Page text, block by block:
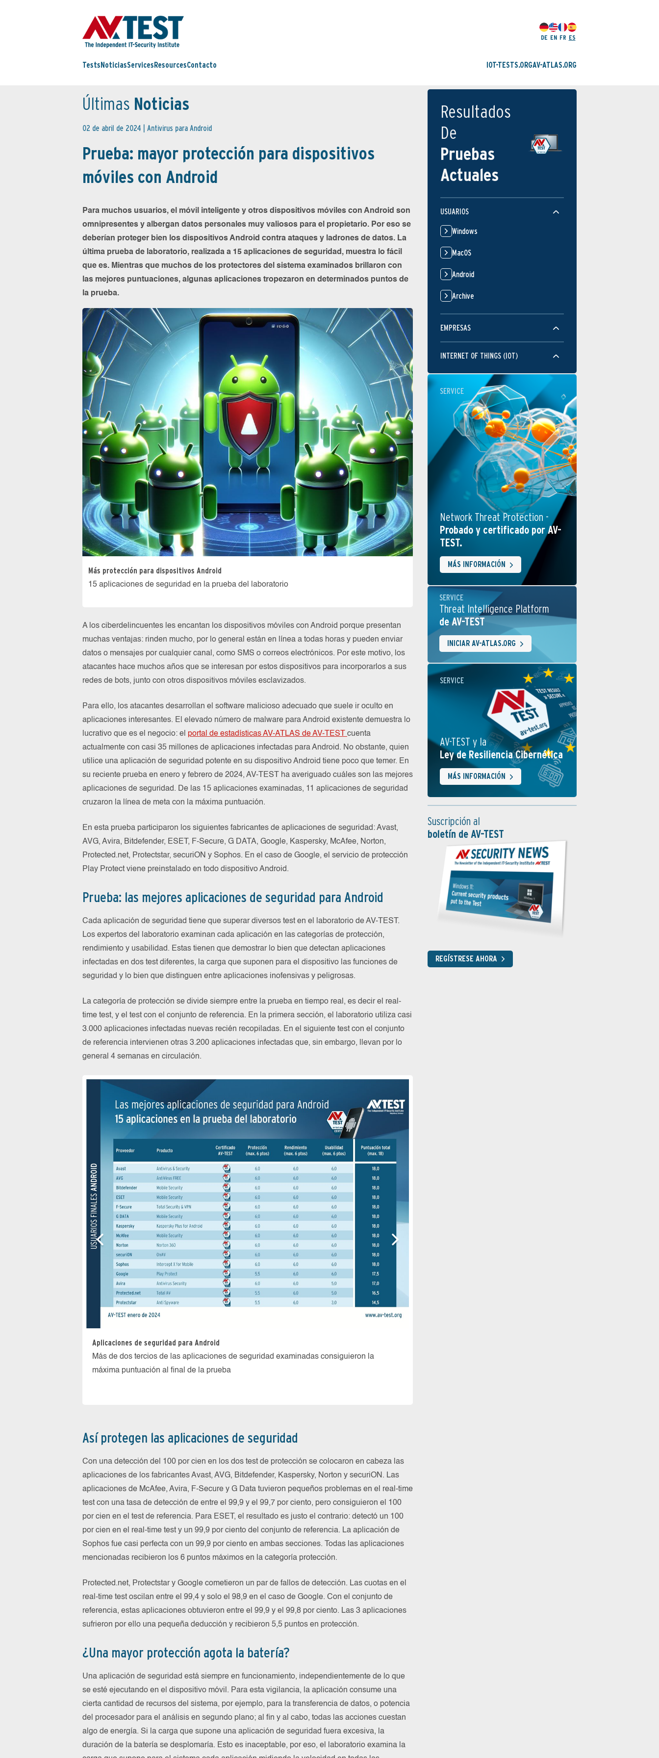
DE EN FR ES
Tests NoticiasServices ResourcesContacto IOT-TESTS.ORGAV-ATLAS.ORG
Últimas Noticias
02 de abril de 2024 | Antivirus para Android
Prueba: mayor protección para dispositivos
móviles con Android
Para muchos usuarios, el móvil inteligente y otros dispositivos móviles con Android son
omnipresentes y albergan datos personales muy valiosos para el propietario. Por eso se
deberían proteger bien los dispositivos Android contra ataques y ladrones de datos. La
última prueba de laboratorio, realizada a 15 aplicaciones de seguridad, muestra lo fácil
que es. Mientras que muchos de los protectores del sistema examinados brillaron con
las mejores puntuaciones, algunas aplicaciones tropezaron en determinados puntos de
la prueba.
Más protección para dispositivos Android
15 aplicaciones de seguridad en la prueba del laboratorio
A los ciberdelincuentes les encantan los dispositivos móviles con Android porque presentan
muchas ventajas: rinden mucho, por lo general están en línea a todas horas y pueden enviar
datos o mensajes por cualquier canal, como SMS o correos electrónicos. Por este motivo, los
atacantes hace muchos años que se interesan por estos dispositivos para incorporarlos a sus
redes de bots, junto con otros dispositivos móviles esclavizados.
Para ello, los atacantes desarrollan el software malicioso adecuado que suele ir oculto en
aplicaciones interesantes. El elevado número de malware para Android existente demuestra lo
lucrativo que es el negocio: el portal de estadísticas AV-ATLAS de AV-TEST cuenta
actualmente con casi 35 millones de aplicaciones infectadas para Android. No obstante, quien
utilice una aplicación de seguridad potente en su dispositivo Android tiene poco que temer. En
su reciente prueba en enero y febrero de 2024, AV-TEST ha averiguado cuáles son las mejores
aplicaciones de seguridad. De las 15 aplicaciones examinadas, 11 aplicaciones de seguridad
cruzaron la línea de meta con la máxima puntuación.
En esta prueba participaron los siguientes fabricantes de aplicaciones de seguridad: Avast,
AVG, Avira, Bitdefender, ESET, F-Secure, G DATA, Google, Kaspersky, McAfee, Norton,
Protected.net, Protectstar, securiON y Sophos. En el caso de Google, el servicio de protección
Play Protect viene preinstalado en todo dispositivo Android.
Prueba: las mejores aplicaciones de seguridad para Android
Cada aplicación de seguridad tiene que superar diversos test en el laboratorio de AV-TEST.
Los expertos del laboratorio examinan cada aplicación en las categorías de protección,
rendimiento y usabilidad. Estas tienen que demostrar lo bien que detectan aplicaciones
infectadas en dos test diferentes, la carga que suponen para el dispositivo las funciones de
seguridad y lo bien que distinguen entre aplicaciones inofensivas y peligrosas.
La categoría de protección se divide siempre entre la prueba en tiempo real, es decir el real-
time test, y el test con el conjunto de referencia. En la primera sección, el laboratorio utiliza casi
3.000 aplicaciones infectadas nuevas recién recopiladas. En el siguiente test con el conjunto
de referencia intervienen otras 3.200 aplicaciones infectadas que, sin embargo, llevan por lo
general 4 semanas en circulación.
Aplicaciones de seguridad para Android
Más de dos tercios de las aplicaciones de seguridad examinadas consiguieron la
máxima puntuación al final de la prueba
Así protegen las aplicaciones de seguridad
Con una detección del 100 por cien en los dos test de protección se colocaron en cabeza las
aplicaciones de los fabricantes Avast, AVG, Bitdefender, Kaspersky, Norton y securiON. Las
aplicaciones de McAfee, Avira, F-Secure y G Data tuvieron pequeños problemas en el real-time
test con una tasa de detección de entre el 99,9 y el 99,7 por ciento, pero consiguieron el 100
por cien en el test de referencia. Para ESET, el resultado es justo el contrario: detectó un 100
por cien en el real-time test y un 99,9 por ciento del conjunto de referencia. La aplicación de
Sophos fue casi perfecta con un 99,9 por ciento en ambas secciones. Todas las aplicaciones
mencionadas recibieron los 6 puntos máximos en la categoría protección.
Protected.net, Protectstar y Google cometieron un par de fallos de detección. Las cuotas en el
real-time test oscilan entre el 99,4 y solo el 98,9 en el caso de Google. Con el conjunto de
referencia, estas aplicaciones obtuvieron entre el 99,9 y el 99,8 por ciento. Las 3 aplicaciones
sufrieron por ello una pequeña deducción y recibieron 5,5 puntos en protección.
¿Una mayor protección agota la batería?
Una aplicación de seguridad está siempre en funcionamiento, independientemente de lo que
se esté ejecutando en el dispositivo móvil. Para esta vigilancia, la aplicación consume una
cierta cantidad de recursos del sistema, por ejemplo, para la transferencia de datos, o potencia
del procesador para el análisis en segundo plano; al fin y al cabo, todas las acciones cuestan
algo de energía. Si la carga que supone una aplicación de seguridad fuera excesiva, la
duración de la batería se desplomaría. Esto es inaceptable, por eso, el laboratorio examina la
Resultados
De
Pruebas
Actuales
USUARIOS
Windows
MacOS
Android
Archive
EMPRESAS
INTERNET OF THINGS (IOT)
SERVICE
Network Threat Protection -
Probado y certificado por AV-
TEST.
MÁS INFORMACIÓN
SERVICE
Threat Intelligence Platform
de AV-TEST
INICIAR AV-ATLAS.ORG
SERVICE
AV-TEST y la
Ley de Resiliencia Cibernética
MÁS INFORMACIÓN
Suscripción al
boletín de AV-TEST
REGÍSTRESE AHORA